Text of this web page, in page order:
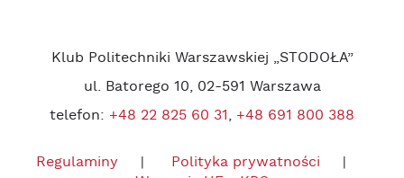
Klub Politechniki Warszawskiej „STODOŁA”
ul. Batorego 10, 02-591 Warszawa
telefon: +48 22 825 60 31, +48 691 800 388
Regulaminy
Polityka prywatności